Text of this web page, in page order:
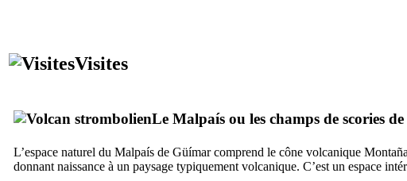
Visites
Le Malpaís ou les champs de scories de
L’espace naturel du Malpaís de Güímarcomprend le cône volcanique
donnant naissance à un paysage typiquement volcanique. C’est un espace